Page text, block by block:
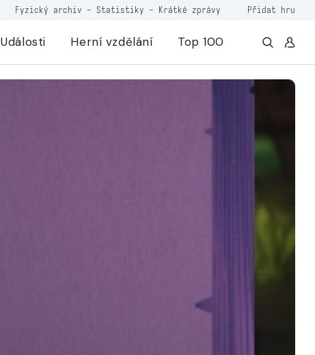
Fyzický archiv - Statistiky - Krátké zprávy Přidat hru
Události Herní vzdělání Top 100